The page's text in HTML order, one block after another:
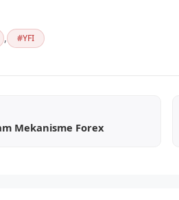
, YFI
Mekanisme Forex